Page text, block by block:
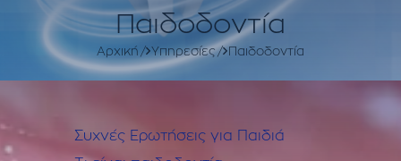
Παιδοδοντία
Αρχική Υπηρεσίες Παιδοδοντία
Συχνές Ερωτήσεις για Παιδιά